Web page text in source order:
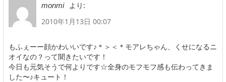
monmi
より:
2010年1月13日 00:07
もふぇーー顔かわいいです♪＊＞＜＊モアレちゃん、くせになるニ
オイなの？って聞きたいです！
今日も元気そうで何よりです☆全身のモフモフ感も伝わってきま
した〜♪キュート！